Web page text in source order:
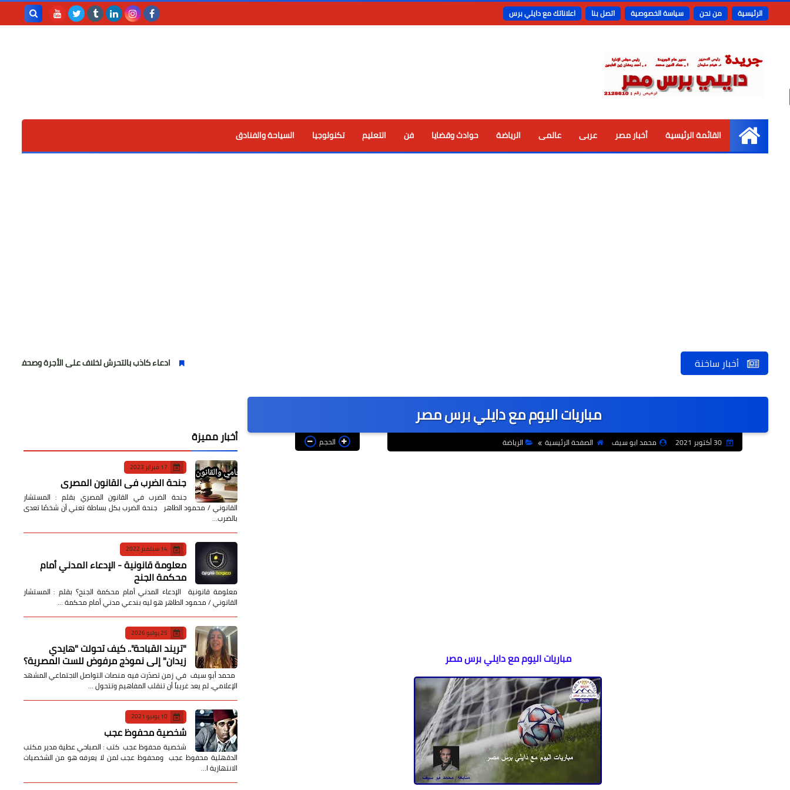
الرئيسية من نحن سياسة الخصوصية اتصل بنا اعلاناتك مع دايلي برس
الرئيسية
القائمة الرئيسية أخبار مصر عربى عالمى الرياضة حوادث وقضايا فن التعليم تكنولوجيا السياحة والفنادق
أخبار ساخنة ادعاء كاذب بالتحرش لخلاف على الأجرة وصحفية وهمية
مباريات اليوم مع دايلي برس مصر
30 أكتوبر 2021 محمد ابو سيف الصفحة الرئيسية الرياضة الحجم
مباريات اليوم مع دايلي برس مصر
أخبار مميزة
17 فبراير 2023
جنحة الضرب في القانون المصري
جنحة الضرب في القانون المصري بقلم : المستشار
القانوني / محمود الطاهر جنحة الضرب بكل بساطة تعني أن شخصًا تعدى
بالضرب…
14 سبتمبر 2022
معلومة قانونية - الإدعاء المدني أمام
محكمة الجنح
معلومة قانونية الإدعاء المدني أمام محكمة الجنح؟ بقلم : المستشار
القانوني / محمود الطاهر هو ليه بندعي مدني أمام محكمة …
25 يوليو 2026
​"تريند القباحة".. كيف تحولت "هايدي
زيدان" إلى نموذج مرفوض للست المصرية؟
​ محمد أبو سيف ​في زمن تصدّرت فيه منصات التواصل الاجتماعي المشهد
الإعلامي، لم يعد غريباً أن تنقلب المفاهيم وتتحول …
10 يونيو 2021
شخصية محفوظ عجب
شخصية محفوظ عجب كتب : الصباحي عطية مدير مكتب
الدقهلية محفوظ عجب ومحفوظ عجب لمن لا يعرفه هو من الشخصيات
الانتهازية ا…